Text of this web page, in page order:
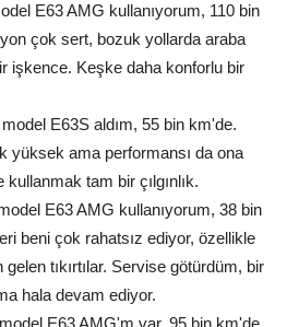
E63 AMG kullanıyorum, 110 bin
çok sert, bozuk yollarda araba
işkence. Keşke daha konforlu bir
E63S aldım, 55 bin km'de.
yüksek ama performansı da ona
tam bir çılgınlık.
E63 AMG kullanıyorum, 38 bin
beni çok rahatsız ediyor, özellikle
tıkırtılar. Servise götürdüm, bir
hala devam ediyor.